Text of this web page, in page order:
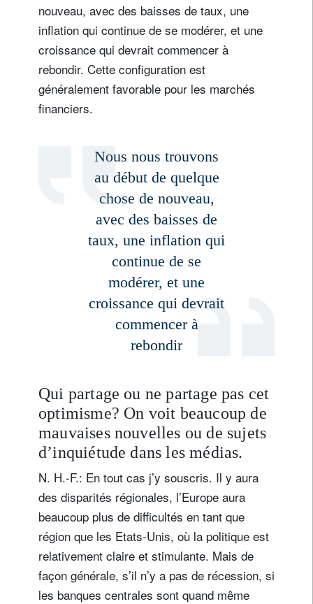
nouveau, avec des baisses de taux, une
inflation qui continue de se modérer, et une
croissance qui devrait commencer à
rebondir. Cette configuration est
généralement favorable pour les marchés
financiers.
Nous nous trouvons
au début de quelque
chose de nouveau,
avec des baisses de
taux, une inflation qui
continue de se
modérer, et une
croissance qui devrait
commencer à
rebondir
Qui partage ou ne partage pas cet
optimisme? On voit beaucoup de
mauvaises nouvelles ou de sujets
d’inquiétude dans les médias.
N. H.-F.: En tout cas j’y souscris. Il y aura
des disparités régionales, l’Europe aura
beaucoup plus de difficultés en tant que
région que les Etats-Unis, où la politique est
relativement claire et stimulante. Mais de
façon générale, s’il n’y a pas de récession, si
les banques centrales sont quand même